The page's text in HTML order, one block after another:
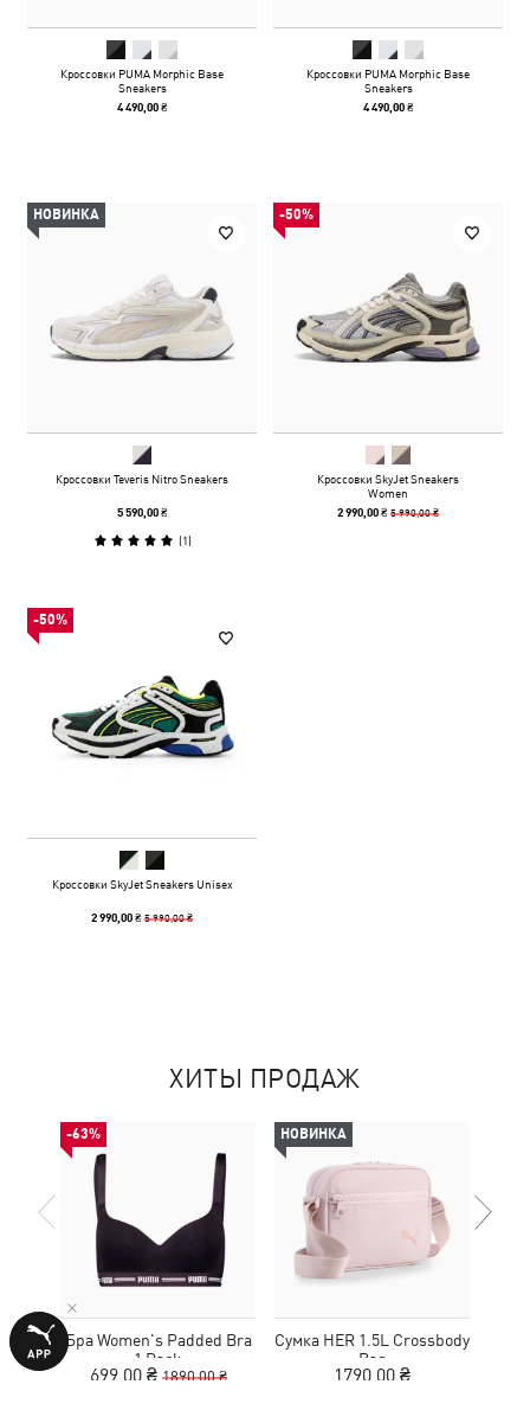
Кроссовки PUMA Morphic Base
Sneakers
4 490,00 ₴
Кроссовки PUMA Morphic Base
Sneakers
4 490,00 ₴
НОВИНКА
Кроссовки Teveris Nitro Sneakers
5 590,00 ₴
(1)
-50%
Кроссовки SkyJet Sneakers
Women
2 990,00 ₴5 990,00 ₴
-50%
Кроссовки SkyJet Sneakers Unisex
2 990,00 ₴5 990,00 ₴
ХИТЫ ПРОДАЖ
-63%
Бра Women's Padded Bra
1 Pack
699,00 ₴ 1890,00 ₴
НОВИНКА
Сумка HER 1.5L Crossbody
Bag
1790,00 ₴